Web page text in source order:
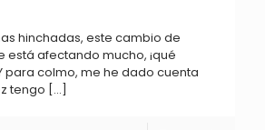
hinchadas, este cambio de
está afectando mucho, ¡qué
para colmo, me he dado cuenta
tengo […]